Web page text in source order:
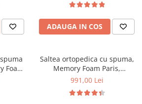
memory foam 5 cm, sistem de
aerisire perimetral, Saltex
ADAUGA IN COS
Foam
Saltea ortopedica cu spuma,
Memory Foam Paris,
100x200x23cm, fermitate tare,
foam 5 cm, sistem de aerisire
991,00 Lei